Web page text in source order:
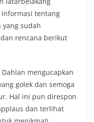
informasi tentang
sudah
rencana berikut
mengucapkan
golek dan semoga
Hal ini pun direspon
dan terlihat